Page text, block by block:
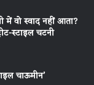
में वो स्वाद नहीं आता?
स्टाइल चटनी
चाऊमीन’